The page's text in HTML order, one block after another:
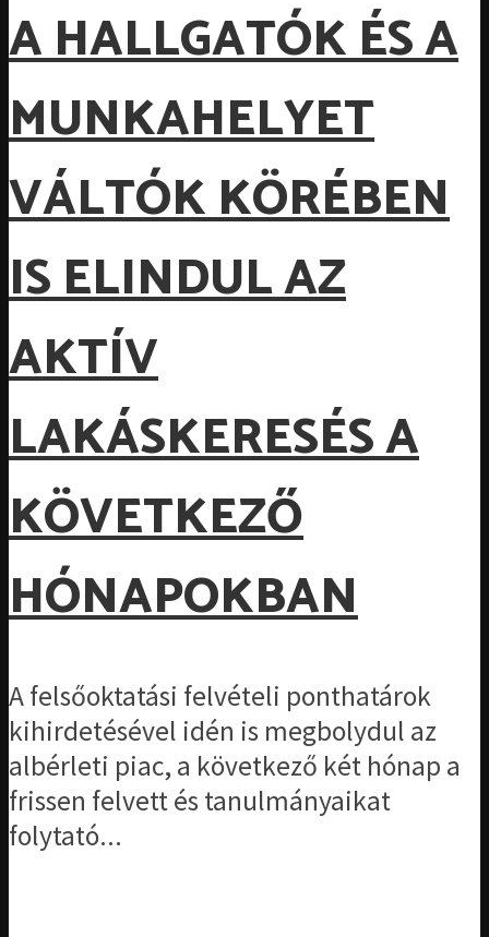
A HALLGATÓK ÉS A
MUNKAHELYET
VÁLTÓK KÖRÉBEN
IS ELINDUL AZ
AKTÍV
LAKÁSKERESÉS A
KÖVETKEZŐ
HÓNAPOKBAN
A felsőoktatási felvételi ponthatárok
kihirdetésével idén is megbolydul az
albérleti piac, a következő két hónap a
frissen felvett és tanulmányaikat
folytató...